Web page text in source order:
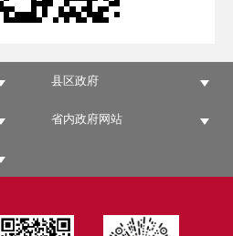
县区政府
省内政府网站